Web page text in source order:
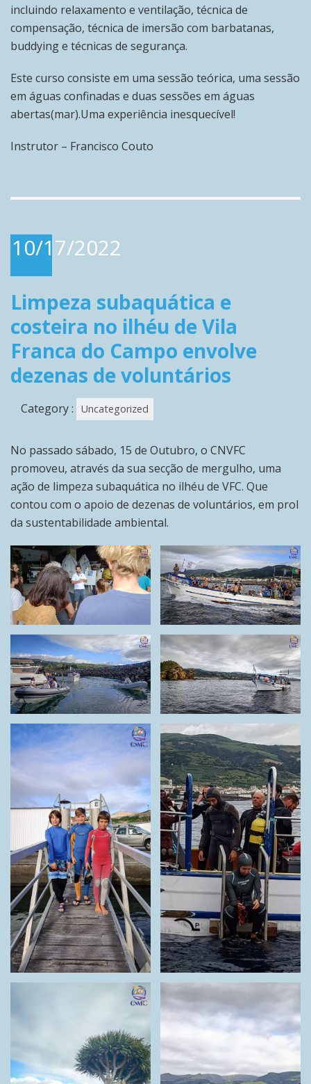
incluindo relaxamento e ventilação, técnica de
compensação, técnica de imersão com barbatanas,
buddying e técnicas de segurança.
Este curso consiste em uma sessão teórica, uma sessão
em águas confinadas e duas sessões em águas
abertas(mar).Uma experiência inesquecível!
Instrutor – Francisco Couto
10/17/2022
Limpeza subaquática e
costeira no ilhéu de Vila
Franca do Campo envolve
dezenas de voluntários
Category : Uncategorized
No passado sábado, 15 de Outubro, o CNVFC
promoveu, através da sua secção de mergulho, uma
ação de limpeza subaquática no ilhéu de VFC. Que
contou com o apoio de dezenas de voluntários, em prol
da sustentabilidade ambiental.